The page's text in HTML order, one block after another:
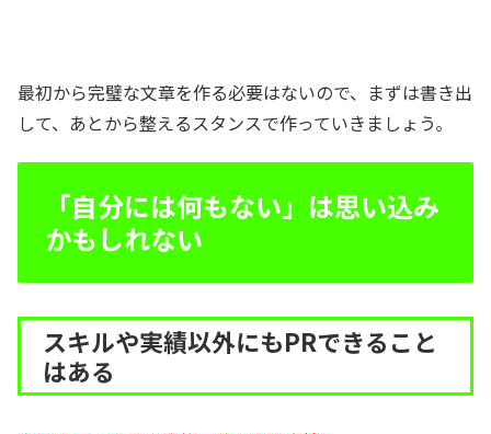
最初から完璧な文章を作る必要はないので、まずは書き出
して、あとから整えるスタンスで作っていきましょう。
「自分には何もない」は思い込み
かもしれない
スキルや実績以外にもPRできること
はある